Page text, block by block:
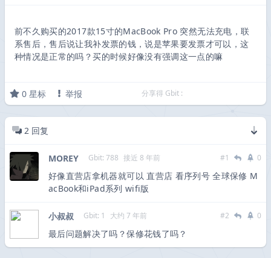
前不久购买的2017款15寸的MacBook Pro 突然无法充电，联
系售后，售后说让我补发票的钱，说是苹果要发票才可以，这
种情况是正常的吗？买的时候好像没有强调这一点的嘛
0 星标 举报 分享得 Gbit :
2 回复
MOREY Gbit: 788 接近 8 年前 #1 0
好像直营店拿机器就可以 直营店 看序列号 全球保修 M
acBook和iPad系列 wifi版
小叔叔 Gbit: 1 大约 7 年前 #2 0
最后问题解决了吗？保修花钱了吗？